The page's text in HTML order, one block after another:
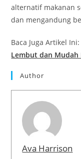
alternatif makanan
dan mengandung
Baca Juga Artikel Ini:
Lembut dan Mudah
Author
Ava Harrison